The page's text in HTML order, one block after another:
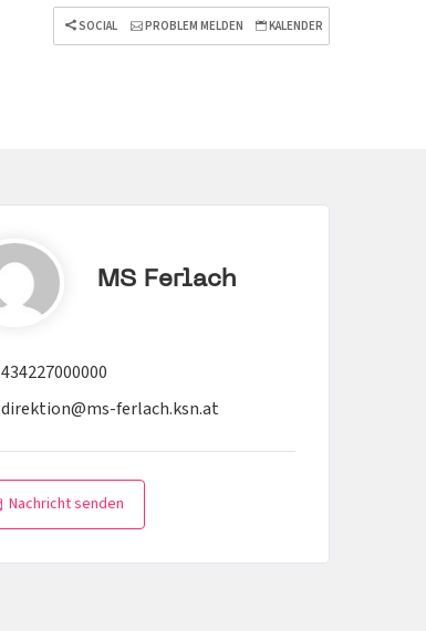
SOCIAL PROBLEM MELDEN KALENDER
MS Ferlach
434227000000
direktion@ms-ferlach.ksn.at
Nachricht senden